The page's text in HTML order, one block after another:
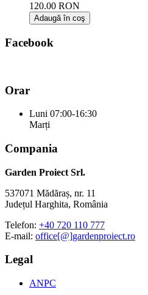
120.00 RON
Adaugă în coş
Facebook
Orar
Luni 07:00-16:30
Marți
Compania
Garden Proiect Srl.
537071 Mădăraș, nr. 11
Județul Harghita, România
Telefon: +40 720 110 777
E-mail: office[@]gardenproiect.ro
Legal
ANPC